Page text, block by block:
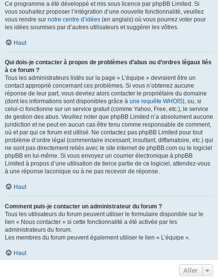
Ce programme a été développé et mis sous licence par phpBB Limited. Si
vous souhaitez proposer l’intégration d’une nouvelle fonctionnalité, veuillez
vous rendre sur notre centre d’idées (en anglais) où vous pourrez voter pour
les idées soumises par d’autres utilisateurs et suggérer les vôtres.
Haut
Qui dois-je contacter à propos de problèmes d’abus ou d’ordres légaux liés
à ce forum ?
Tous les administrateurs listés sur la page « L’équipe » devraient être un
contact approprié concernant ces problèmes. Si vous n’obtenez aucune
réponse de leur part, vous devriez alors contacter le propriétaire du domaine
(dont les informations sont disponibles grâce à une requête WHOIS), ou, si
celui-ci fonctionne sur un service gratuit (comme Yahoo, Free, etc.), le service
de gestion des abus. Veuillez noter que phpBB Limited n’a absolument aucune
juridiction et ne peut en aucun cas être tenu comme responsable de comment,
où et par qui ce forum est utilisé. Ne contactez pas phpBB Limited pour tout
problème d’ordre légal (commentaire incessant, insultant, diffamatoire, etc.) qui
ne sont pas directement reliés avec le site internet de phpBB.com ou le logiciel
phpBB en lui-même. Si vous envoyez un courrier électronique à phpBB
Limited à propos d’une utilisation de tierce partie de ce logiciel, attendez-vous
à une réponse laconique ou à ne pas recevoir de réponse.
Haut
Comment puis-je contacter un administrateur du forum ?
Tous les utilisateurs du forum peuvent utiliser le formulaire disponible sur le
lien « Nous contacter » si cette fonctionnalité a été activée par les
administrateurs du forum.
Les membres du forum peuvent également utiliser le lien « L’équipe ».
Haut
Aller